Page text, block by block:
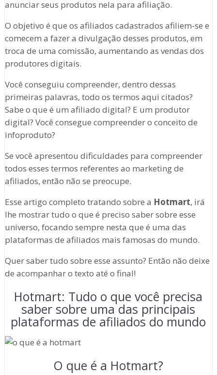
anunciar seus produtos nela para afiliação.
O objetivo é que os afiliados cadastrados afiliem-se e
comecem a fazer a divulgação desses produtos, em
troca de uma comissão, aumentando as vendas dos
produtores digitais.
Você conseguiu compreender, dentro dessas
primeiras palavras, todo os termos aqui citados?
Sabe o que é um afiliado digital? E um produtor
digital? Você consegue compreender o conceito de
infoproduto?
Se você apresentou dificuldades para compreender
todos esses termos referentes ao marketing de
afiliados, então não se preocupe.
Esse artigo completo tratando sobre a Hotmart, irá
lhe mostrar tudo o que é preciso saber sobre esse
universo, focando sempre nesta que é uma das
plataformas de afiliados mais famosas do mundo.
Quer saber tudo sobre esse assunto? Então não deixe
de acompanhar o texto até o final!
Hotmart: Tudo o que você precisa
saber sobre uma das principais
plataformas de afiliados do mundo
O que é a Hotmart?